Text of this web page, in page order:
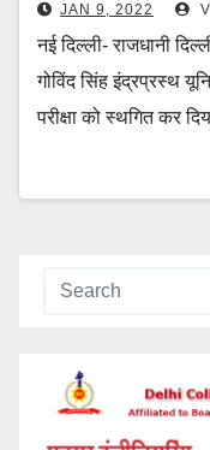
JAN 9, 2022
नई दिल्ली- राजधानी
गोविंद सिंह इंद्रप्रस्थ
परीक्षा को स्थगित कर